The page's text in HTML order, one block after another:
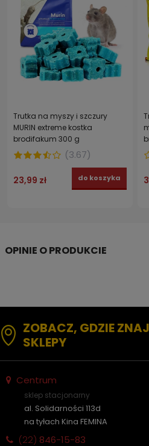
Trutka na myszy i szczury
MURIN extreme kostka
brodifakum 300 g
(3.67)
23,99 zł do koszyka
ZOBACZ, GDZIE
SKLEPY
Centrum
sklep stacjonarny
al. Solidarności 113d
na tyłach Kina FEMINA
(22) 846-15-83